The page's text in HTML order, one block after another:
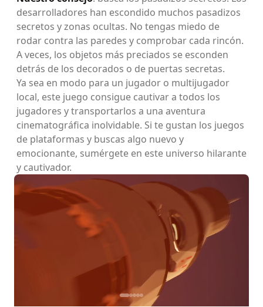
desarrolladores han escondido muchos pasadizos
secretos y zonas ocultas. No tengas miedo de
rodar contra las paredes y comprobar cada rincón.
A veces, los objetos más preciados se esconden
detrás de los decorados o de puertas secretas.
Ya sea en modo para un jugador o multijugador
local, este juego consigue cautivar a todos los
jugadores y transportarlos a una aventura
cinematográfica inolvidable. Si te gustan los juegos
de plataformas y buscas algo nuevo y
emocionante, sumérgete en este universo hilarante
y cautivador.